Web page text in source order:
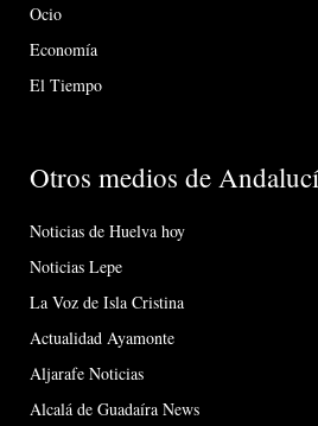
Ocio
Economía
El Tiempo
Otros medios de
Noticias de Huelva hoy
Noticias Lepe
La Voz de Isla Cristina
Actualidad Ayamonte
Aljarafe Noticias
Alcalá de Guadaíra News